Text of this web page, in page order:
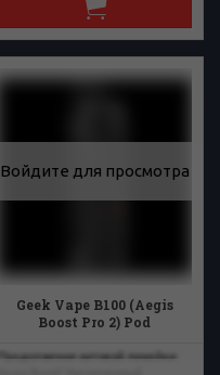
Войдите для просмотра
Geek Vape B100 (Aegis
Boost Pro 2) Pod
Продолжение хитовой линейки